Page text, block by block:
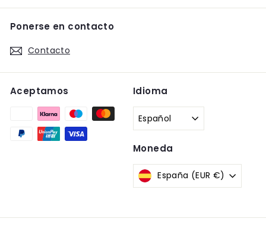
Ponerse en contacto
Contacto
Aceptamos Idioma
Español
Moneda
España (EUR €)